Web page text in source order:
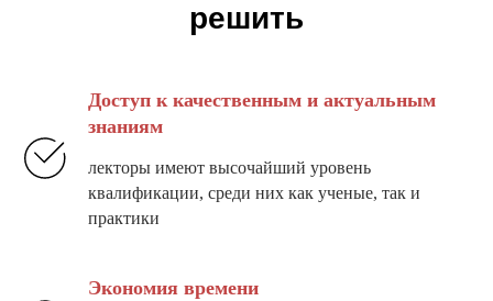
решить
Доступ к качественным и актуальным
знаниям
лекторы имеют высочайший уровень
квалификации, среди них как ученые, так и
практики
Экономия времени